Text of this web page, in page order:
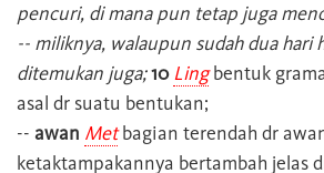
pencuri, di mana pun tetap juga
-- miliknya, walaupun sudah dua hari
ditemukan juga;10 Lingbentuk
asal dr suatu bentukan;
-- awan Metbagian terendah dr
ketaktampakannya bertambah jelas